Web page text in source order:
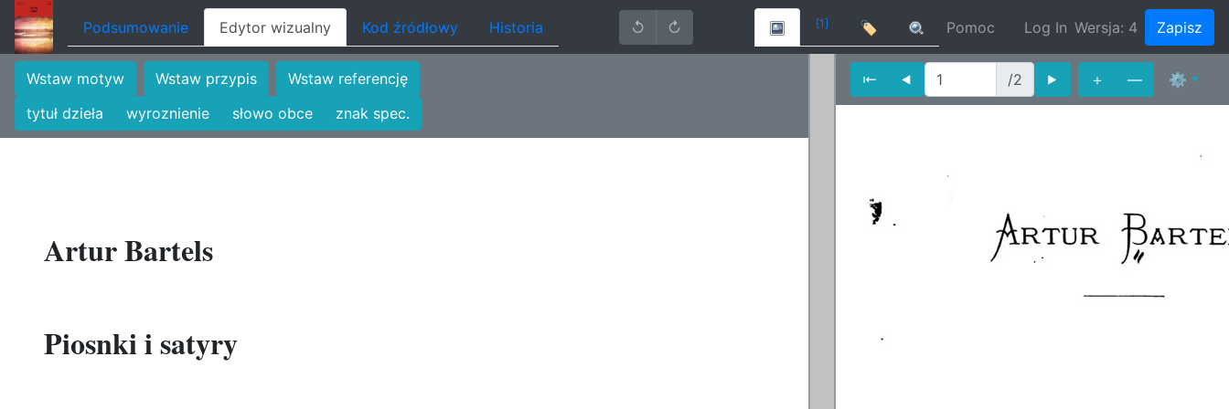
Podsumowanie Edytor wizualny Kod źródłowy Historia ↺ ↻ [1] 🏷 Pomoc Log In Wersja: 4 Zapisz
Wstaw motyw Wstaw przypis
Wstaw referencję
tytuł dzieła
wyroznienie słowo obce znak spec.
Artur Bartels
Piosnki i satyry
⇤ ⯇ /2 ⯈ ＋ — ⚙